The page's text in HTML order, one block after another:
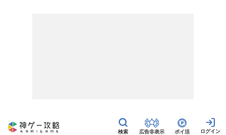
広告非表示 ポイ活